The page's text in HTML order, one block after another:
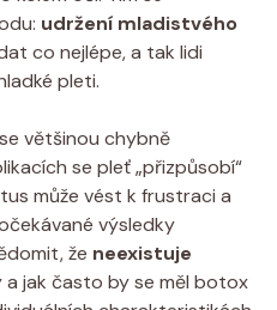
udržení ⁢mladistvého
co nejlépe, a tak lidi
⁤pleti.
většinou chybně
se pleť „přizpůsobí“
může vést k frustraci a
výsledky
že neexistuje
a jak často by se měl ⁣botox